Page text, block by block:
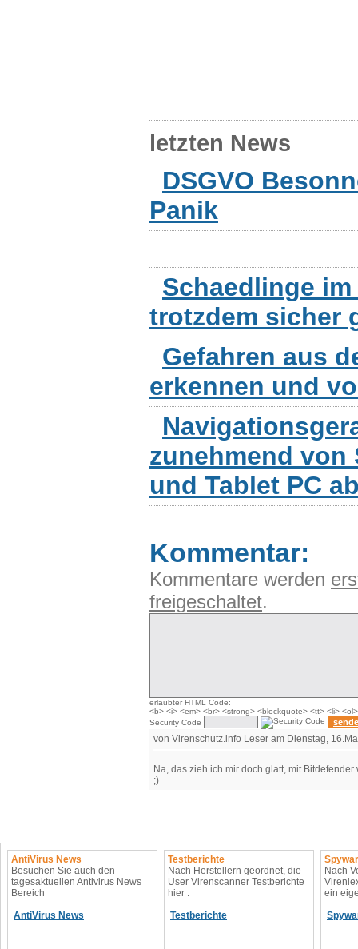
letzten News
DSGVO
Panik
Schaedlinge
trotzdem sicher
Gefahren aus
erkennen und
zunehmend von
und Tablet PC
Kommentar:
Kommentare werden
freigeschaltet.
erlaubter HTML Code:
<b> <i> <em> <br> <strong> <blockquote> <tt> <li>
Security Code
von Virenschutz.info Leser am Dienstag,
Na, das zieh ich mir doch glatt, mit
;)
AntiVirus News
Besuchen Sie auch den
tagesaktuellen Antivirus News
Bereich
AntiVirus News
Testberichte
Nach Herstellern geordnet, die
User Virenscanner Testberichte
hier :
Testberichte
Nach
ein